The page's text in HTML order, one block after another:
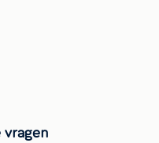
vragen